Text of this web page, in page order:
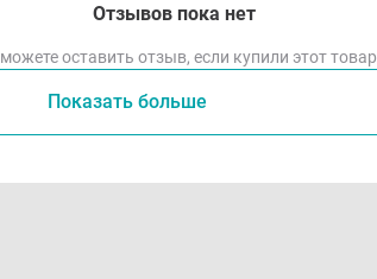
Отзывов пока нет
оставить отзыв, если купили этот товар
Показать больше